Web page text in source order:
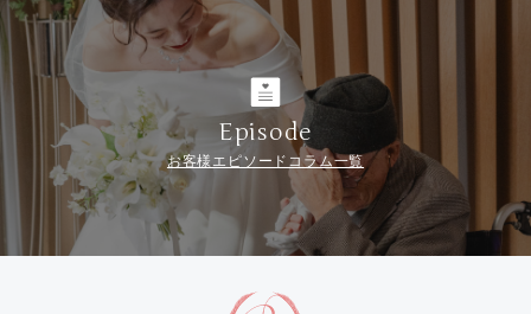
Episode
お客様エピソードコラム一覧